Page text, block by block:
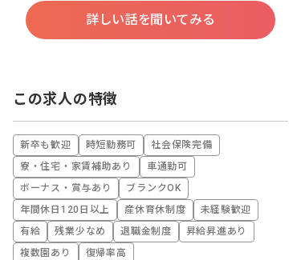
詳しい話を聞いてみる
この求人の特徴
新卒も歓迎 時短勤務可
社会保険完備
寮・住宅・家賃補助あり
車通勤可
ボーナス・賞与あり
ブランクOK
年間休日120日以上
産休育休制度
未経験歓迎
有給
残業少なめ 退職金制度
昇給昇進あり
複数園あり
復帰率高